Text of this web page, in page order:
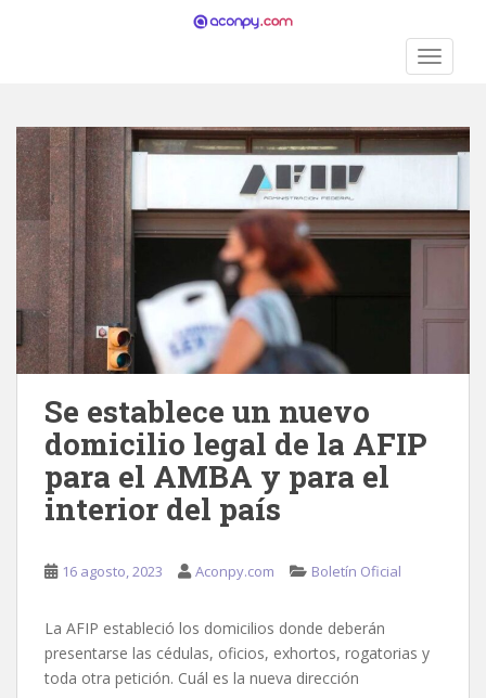
Se establece un nuevo
domicilio legal de la AFIP
para el AMBA y para el
interior del país
16 agosto, 2023 Aconpy.com Boletín Oficial
La AFIP estableció los domicilios donde deberán
presentarse las cédulas, oficios, exhortos, rogatorias y
toda otra petición. Cuál es la nueva dirección